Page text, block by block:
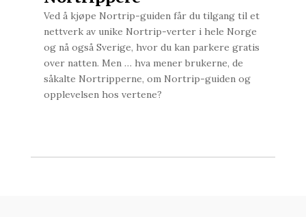
Ved å kjøpe Nortrip-guiden får du tilgang til et
nettverk av unike Nortrip-verter i hele Norge
og nå også Sverige, hvor du kan parkere gratis
over natten. Men … hva mener brukerne, de
såkalte Nortripperne, om Nortrip-guiden og
opplevelsen hos vertene?